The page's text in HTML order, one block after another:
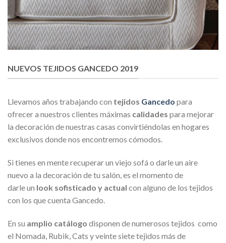
NUEVOS TEJIDOS GANCEDO 2019
Llevamos años trabajando con tejidos Gancedo para
ofrecer a nuestros clientes máximas calidades para mejorar
la decoración de nuestras casas convirtiéndolas en hogares
exclusivos donde nos encontremos cómodos.
Si tienes en mente recuperar un viejo sofá o darle un aire
nuevo a la decoración de tu salón, es el momento de
darle un look sofisticado y actual con alguno de los tejidos
con los que cuenta Gancedo.
En su amplio catálogo disponen de numerosos tejidos como
el Nomada, Rubik, Cats y veinte siete tejidos más de